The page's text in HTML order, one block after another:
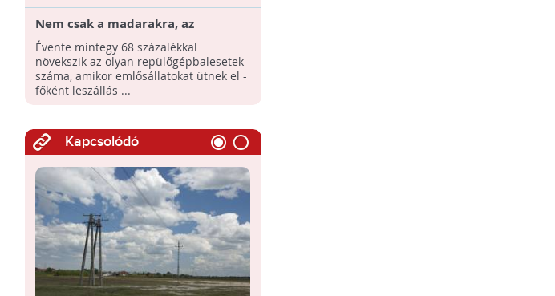
Nem csak a madarakra, az
emlősökre is veszélyt jelentenek a
repülőgépek
Évente mintegy 68 százalékkal
növekszik az olyan repülőgépbalesetek
száma, amikor emlősállatokat ütnek el -
főként leszállás ...
Kapcsolódó